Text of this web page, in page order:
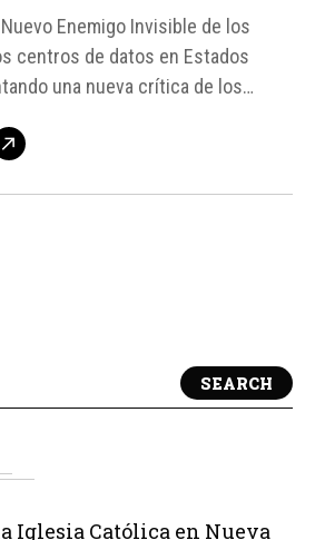
Enemigo Invisible de los
centros de datos en Estados
una nueva crítica de los
conocidas, como el consumo de
SEARCH
Iglesia Católica en Nueva